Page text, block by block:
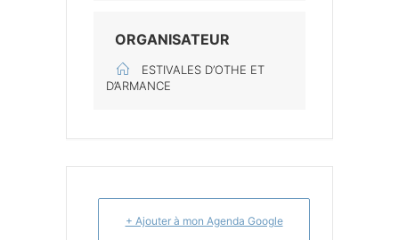
ORGANISATEUR
ESTIVALES D’OTHE ET
D’ARMANCE
+ Ajouter à mon Agenda Google